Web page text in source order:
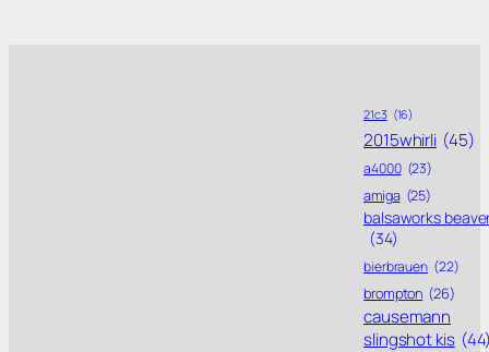
21c3 (16)
2015whirli (45)
a4000 (23)
amiga (25)
balsaworks
(34)
bierbrauen (22)
brompton (26)
causemann
slingshot kis